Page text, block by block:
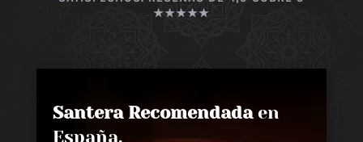
★★★★★
Santera Recomendadaen
España,